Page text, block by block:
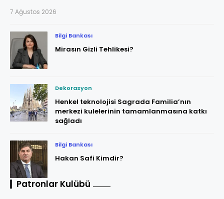
7 Ağustos 2026
Bilgi Bankası
Mirasın Gizli Tehlikesi?
Dekorasyon
Henkel teknolojisi Sagrada Familia’nın
merkezi kulelerinin tamamlanmasına katkı
sağladı
Bilgi Bankası
Hakan Safi Kimdir?
Patronlar Kulübü